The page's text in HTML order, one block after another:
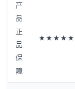
产
品
正
品
保
障
★★★★★